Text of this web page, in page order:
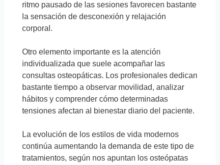
ritmo pausado de las sesiones favorecen bastante
la sensación de desconexión y relajación
corporal.
Otro elemento importante es la atención
individualizada que suele acompañar las
consultas osteopáticas. Los profesionales dedican
bastante tiempo a observar movilidad, analizar
hábitos y comprender cómo determinadas
tensiones afectan al bienestar diario del paciente.
La evolución de los estilos de vida modernos
continúa aumentando la demanda de este tipo de
tratamientos, según nos apuntan los osteópatas